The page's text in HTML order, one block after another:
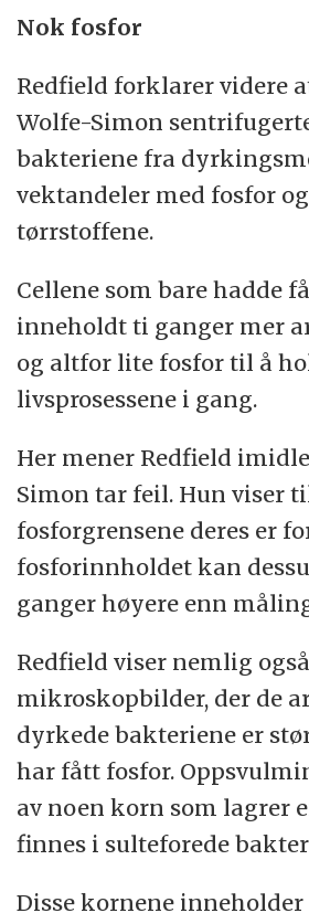
Nok fosfor
Redfield forklarer videre
Wolfe-Simon
bakteriene fra
vektandeler med fosfor
tørrstoffene.
Cellene som bare hadde
inneholdt ti ganger mer
og altfor lite fosfor til å
livsprosessene i gang.
Her mener Redfield
Simon tar feil. Hun viser
fosforgrensene deres er
fosforinnholdet kan
ganger høyere enn
Redfield viser nemlig
mikroskopbilder, der de
dyrkede bakteriene er
har fått fosfor.
av noen korn som lagrer
finnes i sulteforede
Disse kornene